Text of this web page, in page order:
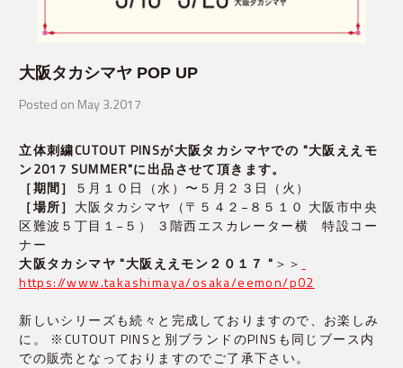
大阪タカシマヤ POP UP
Posted on May 3.2017
立体刺繍CUTOUT PINSが大阪タカシマヤでの "大阪ええモ
ン2017 SUMMER"に出品させて頂きます。
［期間］
５月１０日（水）〜５月２３日（火）
［場所］ 大阪タカシマヤ（〒５４２−８５１０ 大阪市中央
区難波５丁目１−５） ３階西エスカレーター横 特設コー
ナー
大阪タカシマヤ "大阪ええモン２０１７ " ＞＞
https://www.takashimaya/osaka/eemon/p02
新しいシリーズも続々と完成しておりますので、お楽しみ
に。 ※CUTOUT PINSと別ブランドのPINSも同じブース内
での販売となっておりますのでご了承下さい。